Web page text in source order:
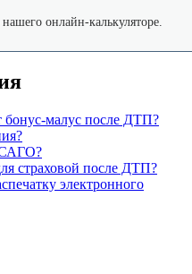
онлайн-калькуляторе.
бонус-малус после ДТП?
страховой после ДТП?
электронного